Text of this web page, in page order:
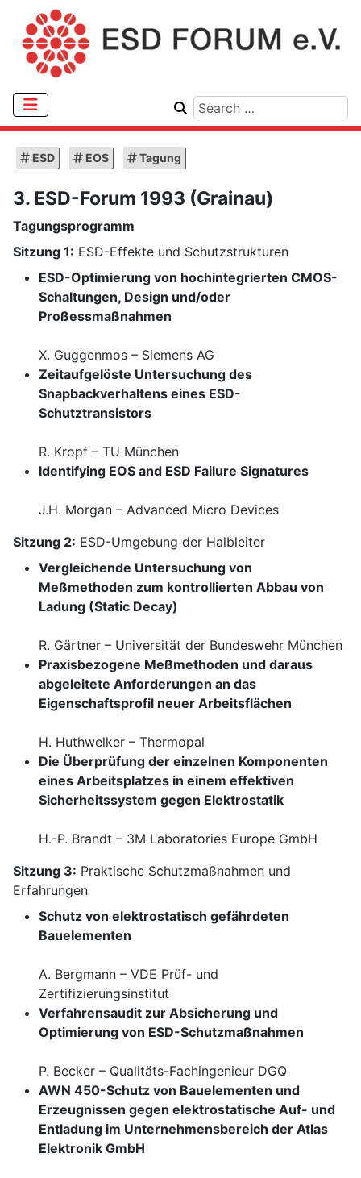
ESD EOS Tagung
3. ESD-Forum 1993 (Grainau)
Tagungsprogramm
Sitzung 1: ESD-Effekte und Schutzstrukturen
ESD-Optimierung von hochintegrierten CMOS-
Schaltungen, Design und/oder
Proßessmaßnahmen
X. Guggenmos – Siemens AG
Zeitaufgelöste Untersuchung des
Snapbackverhaltens eines ESD-
Schutztransistors
R. Kropf – TU München
Identifying EOS and ESD Failure Signatures
J.H. Morgan – Advanced Micro Devices
Sitzung 2: ESD-Umgebung der Halbleiter
Vergleichende Untersuchung von
Meßmethoden zum kontrollierten Abbau von
Ladung (Static Decay)
R. Gärtner – Universität der Bundeswehr München
Praxisbezogene Meßmethoden und daraus
abgeleitete Anforderungen an das
Eigenschaftsprofil neuer Arbeitsflächen
H. Huthwelker – Thermopal
Die Überprüfung der einzelnen Komponenten
eines Arbeitsplatzes in einem effektiven
Sicherheitssystem gegen Elektrostatik
H.-P. Brandt – 3M Laboratories Europe GmbH
Sitzung 3: Praktische Schutzmaßnahmen und
Erfahrungen
Schutz von elektrostatisch gefährdeten
Bauelementen
A. Bergmann – VDE Prüf- und
Zertifizierungsinstitut
Verfahrensaudit zur Absicherung und
Optimierung von ESD-Schutzmaßnahmen
P. Becker – Qualitäts-Fachingenieur DGQ
AWN 450-Schutz von Bauelementen und
Erzeugnissen gegen elektrostatische Auf- und
Entladung im Unternehmensbereich der Atlas
Elektronik GmbH